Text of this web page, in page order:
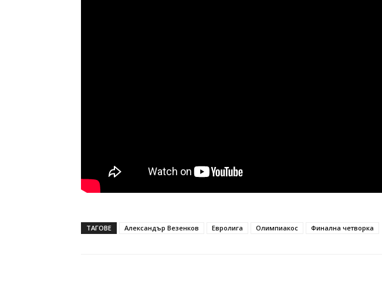
ТАГОВЕ Александър Везенков Евролига Олимпиакос Финална четворка